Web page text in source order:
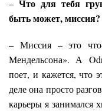
– Что для тебя
быть может, миссия?
– Миссия – это
Мендельсона». А
поет, и кажется, что
деле она просто
карьеры я занимался